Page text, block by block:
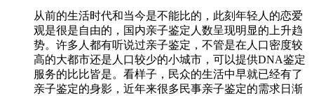
从前的生活时代和当今是不能比的，此刻年轻人的恋爱
观是很是自由的，国内亲子鉴定人数呈现明显的上升趋
势。许多人都有听说过亲子鉴定，不管是在人口密度较
高的大都市还是人口较少的小城市，可以提供DNA鉴定
服务的比比皆是。看样子，民众的生活中早就已经有了
亲子鉴定的身影，近年来很多民事亲子鉴定的需求日渐